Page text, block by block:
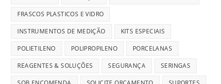
FRASCOS PLASTICOS E VIDRO
INSTRUMENTOS DE MEDIÇÃO KITS ESPECIAIS
POLIETILENO POLIPROPILENO PORCELANAS
REAGENTES & SOLUÇÕES SEGURANÇA SERINGAS